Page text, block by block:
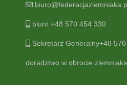
biuro +48 570 454 330
Sekretarz Generalny+48
doradztwo w obrocie